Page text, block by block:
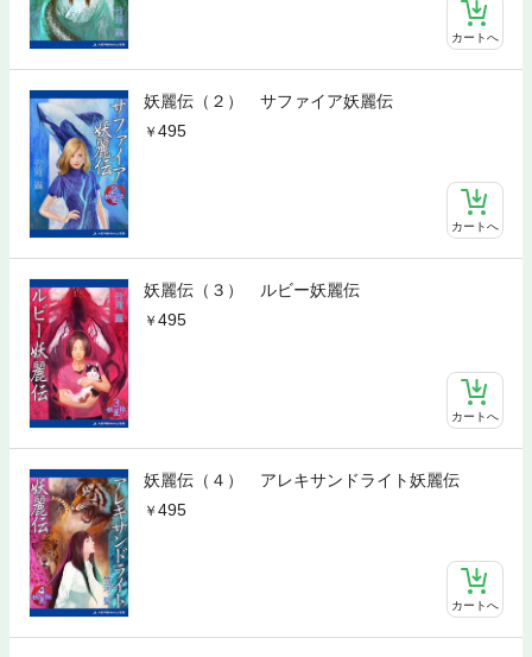
カートへ
妖麗伝（２） サファイア妖麗伝
495
カートへ
妖麗伝（３） ルビー妖麗伝
495
カートへ
妖麗伝（４） アレキサンドライト妖麗伝
495
カートへ